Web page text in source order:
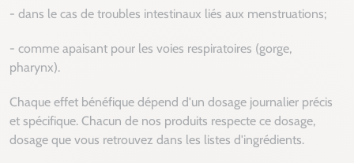
- dans le cas de troubles intestinaux liés aux menstruations;
- comme apaisant pour les voies respiratoires (gorge,
pharynx).
Chaque effet bénéfique dépend d'un dosage journalier précis
et spécifique. Chacun de nos produits respecte ce dosage,
dosage que vous retrouvez dans les listes d'ingrédients.